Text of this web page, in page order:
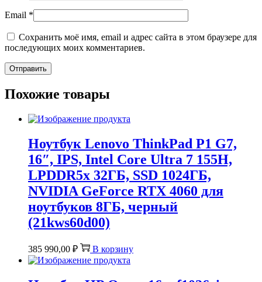
Email *
Сохранить моё имя, email и адрес сайта в этом браузере для
последующих моих комментариев.
Похожие товары
Ноутбук Lenovo ThinkPad P1 G7,
16″, IPS, Intel Core Ultra 7 155H,
LPDDR5x 32ГБ, SSD 1024ГБ,
NVIDIA GeForce RTX 4060 для
ноутбуков 8ГБ, черный
(21kws60d00)
385 990,00 ₽ В корзину